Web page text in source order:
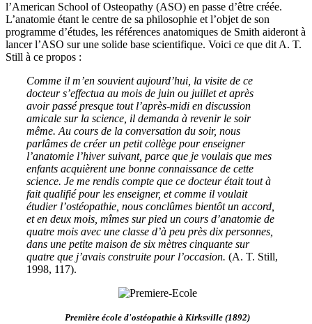
l’American School of Osteopathy (ASO) en passe d’être créée.
L’anatomie étant le centre de sa philosophie et l’objet de son
programme d’études, les références anatomiques de Smith aideront à
lancer l’ASO sur une solide base scientifique. Voici ce que dit A. T.
Still à ce propos :
Comme il m’en souvient aujourd’hui, la visite de ce
docteur s’effectua au mois de juin ou juillet et après
avoir passé presque tout l’après-midi en discussion
amicale sur la science, il demanda à revenir le soir
même. Au cours de la conversation du soir, nous
parlâmes de créer un petit collège pour enseigner
l’anatomie l’hiver suivant, parce que je voulais que mes
enfants acquièrent une bonne connaissance de cette
science. Je me rendis compte que ce docteur était tout à
fait qualifié pour les enseigner, et comme il voulait
étudier l’ostéopathie, nous conclûmes bientôt un accord,
et en deux mois, mîmes sur pied un cours d’anatomie de
quatre mois avec une classe d’à peu près dix personnes,
dans une petite maison de six mètres cinquante sur
quatre que j’avais construite pour l’occasion. (A. T. Still,
1998, 117).
Première école d'ostéopathie à Kirksville (1892)